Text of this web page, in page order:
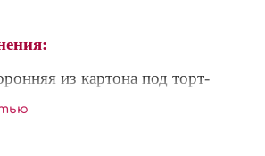
из картона под торт-
который спасет от
для презентации и приносит